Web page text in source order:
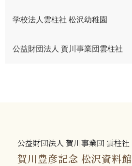
学校法人雲柱社 松沢幼稚園
公益財団法人 賀川事業団雲柱社
公益財団法人 賀川事業団 雲柱社
賀川豊彦記念 松沢資料館